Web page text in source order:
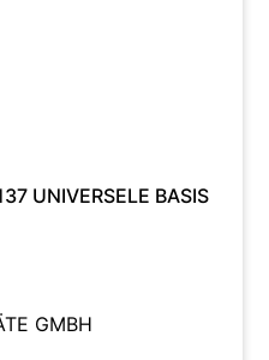
UNIVERSELE BASIS
GMBH